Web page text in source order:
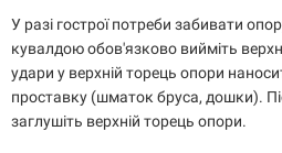
У разі гострої потреби забивати
кувалдою обов'язково вийміть
удари у верхній торець опори
проставку (шматок бруса, дошки).
заглушіть верхній торець опори.